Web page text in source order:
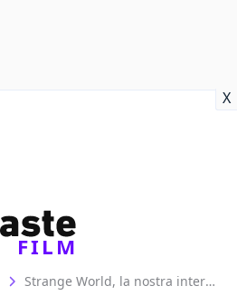
X
FILM
Strange World, la nostra intervista al cast vocale italiano del film Disney